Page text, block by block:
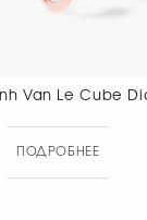
Кольцо